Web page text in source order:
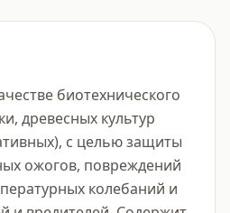
биотехнического
древесных культур
с целью защиты
ожогов, повреждений
колебаний и